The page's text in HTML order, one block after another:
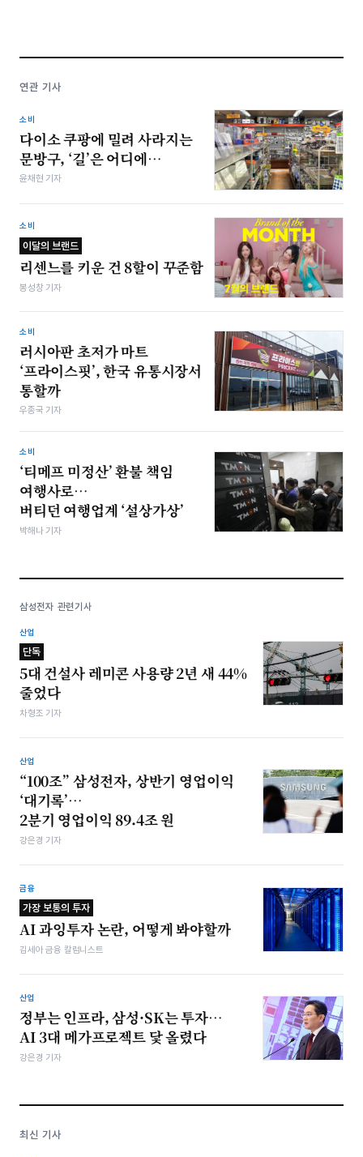
연관 기사
소비
다이소 쿠팡에 밀려 사라지는
문방구, ‘길’은 어디에…
윤채현 기자
소비
이달의 브랜드
리센느를 키운 건 8할이 꾸준함
봉성창 기자
소비
러시아판 초저가 마트
‘프라이스핏’, 한국 유통시장서
통할까
우종국 기자
소비
‘티메프 미정산’ 환불 책임
여행사로…
버티던 여행업계 ‘설상가상’
박해나 기자
삼성전자 관련기사
산업
단독
5대 건설사 레미콘 사용량 2년 새 44%
줄었다
차형조 기자
산업
“100조” 삼성전자, 상반기 영업이익
‘대기록’…
2분기 영업이익 89.4조 원
강은경 기자
금융
가장 보통의 투자
AI 과잉투자 논란, 어떻게 봐야할까
김세아 금융 칼럼니스트
산업
정부는 인프라, 삼성·SK는 투자…
AI 3대 메가프로젝트 닻 올렸다
강은경 기자
최신 기사